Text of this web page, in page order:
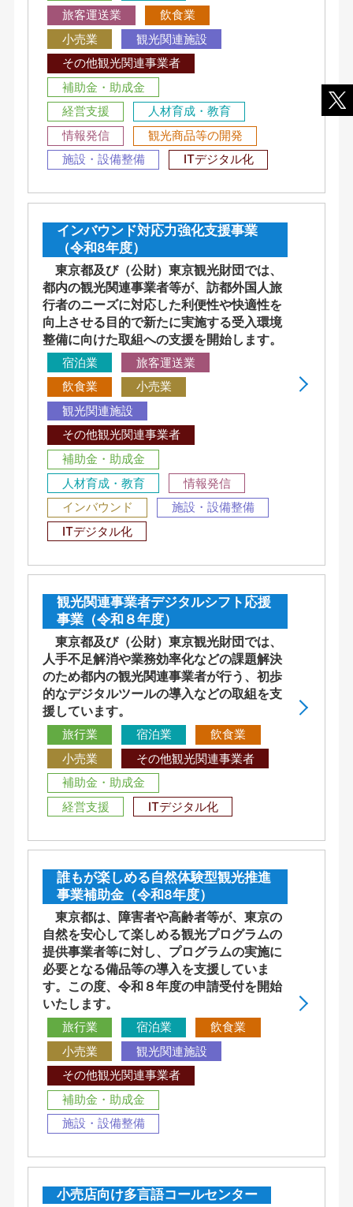
旅客運送業
飲食業
小売業
観光関連施設
その他観光関連事業者
補助金・助成金
経営支援
人材育成・教育
情報発信
観光商品等の開発
施設・設備整備
ITデジタル化
インバウンド対応力強化支援事業
（令和8年度）
東京都及び（公財）東京観光財団では、
都内の観光関連事業者等が、訪都外国人旅
行者のニーズに対応した利便性や快適性を
向上させる目的で新たに実施する受入環境
整備に向けた取組への支援を開始します。
宿泊業
旅客運送業
飲食業
小売業
観光関連施設
その他観光関連事業者
補助金・助成金
人材育成・教育
情報発信
インバウンド
施設・設備整備
ITデジタル化
観光関連事業者デジタルシフト応援
事業（令和８年度）
東京都及び（公財）東京観光財団では、
人手不足解消や業務効率化などの課題解決
のため都内の観光関連事業者が行う、初歩
的なデジタルツールの導入などの取組を支
援しています。
旅行業 宿泊業
飲食業
小売業
その他観光関連事業者
補助金・助成金
経営支援
ITデジタル化
誰もが楽しめる自然体験型観光推進
事業補助金（令和8年度）
東京都は、障害者や高齢者等が、東京の
自然を安心して楽しめる観光プログラムの
提供事業者等に対し、プログラムの実施に
必要となる備品等の導入を支援していま
す。この度、令和８年度の申請受付を開始
いたします。
旅行業 宿泊業
飲食業
小売業
観光関連施設
その他観光関連事業者
補助金・助成金
施設・設備整備
小売店向け多言語コールセンター